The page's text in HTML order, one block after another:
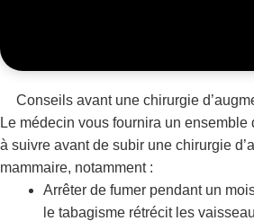
Conseils avant une chirurgie
Le médecin vous fournira un ensemble
à suivre avant de subir une chirurgie
mammaire, notamment :
Arrêter de fumer pendant un
le tabagisme rétrécit les